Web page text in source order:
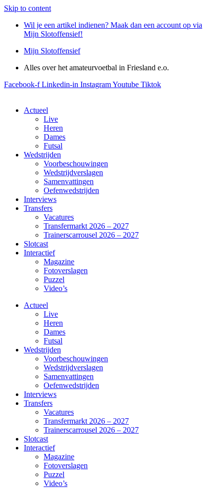
Skip to content
Wil je een artikel indienen? Maak dan een account op via
Mijn Slotoffensief!
Mijn Slotoffensief
Alles over het amateurvoetbal in Friesland e.o.
Facebook-f Linkedin-in InstagramYoutube Tiktok
Actueel
Live
Heren
Dames
Futsal
Wedstrijden
Voorbeschouwingen
Wedstrijdverslagen
Samenvattingen
Oefenwedstrijden
Interviews
Transfers
Vacatures
Transfermarkt 2026 – 2027
Trainerscarrousel 2026 – 2027
Slotcast
Interactief
Magazine
Fotoverslagen
Puzzel
Video’s
Actueel
Live
Heren
Dames
Futsal
Wedstrijden
Voorbeschouwingen
Wedstrijdverslagen
Samenvattingen
Oefenwedstrijden
Interviews
Transfers
Vacatures
Transfermarkt 2026 – 2027
Trainerscarrousel 2026 – 2027
Slotcast
Interactief
Magazine
Fotoverslagen
Puzzel
Video’s